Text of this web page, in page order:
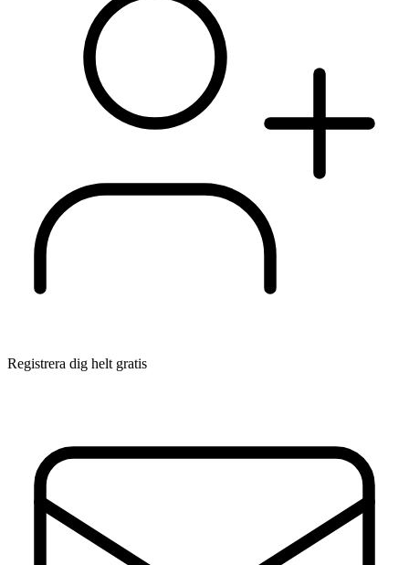
Registrera dig helt gratis